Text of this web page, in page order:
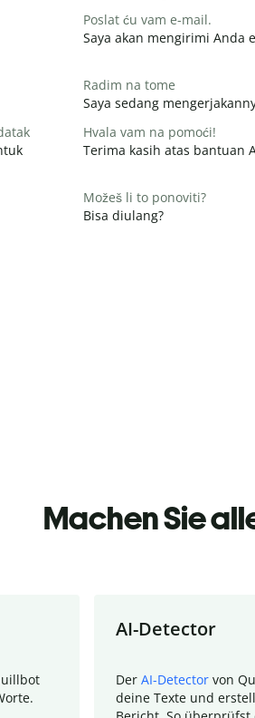
Poslat ću vam e-mail.
Saya akan mengirimi Anda
Radim na tome
Saya sedang
Hvala vam na pomoći!
Terima kasih atas bantuan
Možeš li to ponoviti?
Bisa diulang?
Machen Sie
AI-Detector
Der AI-Detector von
deine Texte und